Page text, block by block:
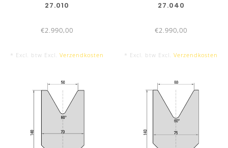
Stel zelf uw gewenste lengtes samen!
27.010
€2.990,00
* Excl. btw Excl. Verzendkosten
27.040
€2.990,00
* Excl. btw Excl. Verzendkosten